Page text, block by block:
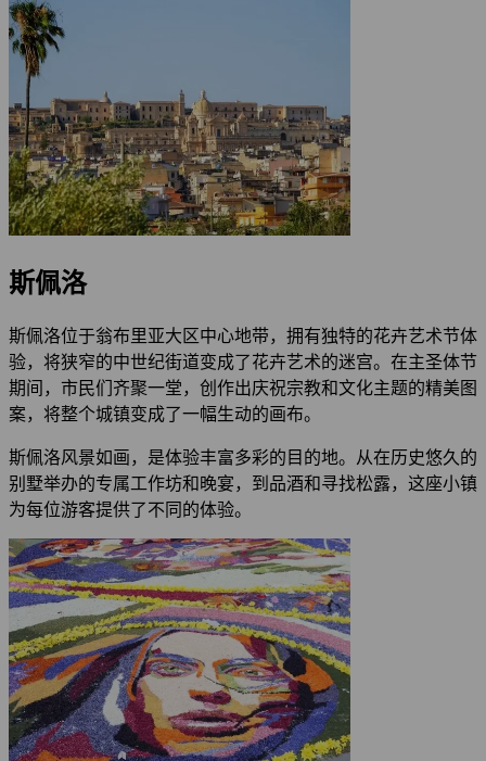
斯佩洛
斯佩洛位于翁布里亚大区中心地带，拥有独特的花卉艺术节体
验，将狭窄的中世纪街道变成了花卉艺术的迷宫。在主圣体节
期间，市民们齐聚一堂，创作出庆祝宗教和文化主题的精美图
案，将整个城镇变成了一幅生动的画布。
斯佩洛风景如画，是体验丰富多彩的目的地。从在历史悠久的
别墅举办的专属工作坊和晚宴，到品酒和寻找松露，这座小镇
为每位游客提供了不同的体验。